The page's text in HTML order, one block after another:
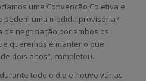
uma Convenção Coletiva e
pedem uma medida provisória?
negociação por ambos os
queremos é manter o que
dois anos”, completou.
todo o dia e houve várias